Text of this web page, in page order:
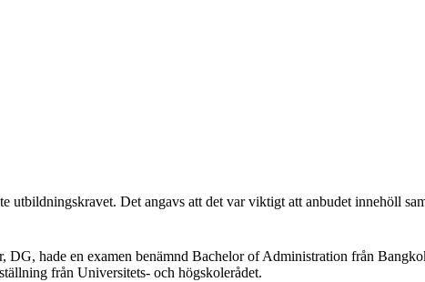
utbildningskravet. Det angavs att det var viktigt att anbudet innehöll
DG, hade en examen benämnd Bachelor of Administration från
från Universitets- och högskolerådet.